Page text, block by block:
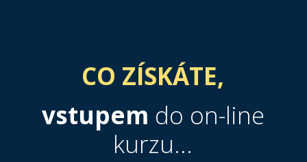
CO ZÍSKÁTE,
vstupem do on-line
kurzu...